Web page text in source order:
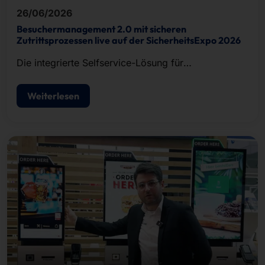
26/06/2026
Besuchermanagement 2.0 mit sicheren
Zutrittsprozessen live auf der SicherheitsExpo 2026
Die integrierte Selfservice-Lösung für
Zutrittskontrolle.
Weiterlesen